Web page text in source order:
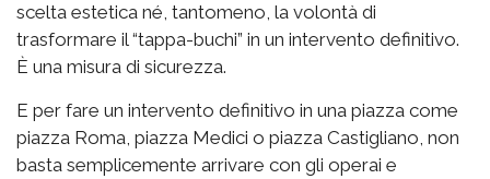
scelta estetica né, tantomeno, la volontà di
trasformare il “tappa-buchi” in un intervento definitivo.
È una misura di sicurezza.
E per fare un intervento definitivo in una piazza come
piazza Roma, piazza Medici o piazza Castigliano, non
basta semplicemente arrivare con gli operai e